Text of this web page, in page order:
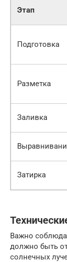
Этап
Подготовка
Разметка
Заливка
Затирка
Важно
должно быть
солнечных